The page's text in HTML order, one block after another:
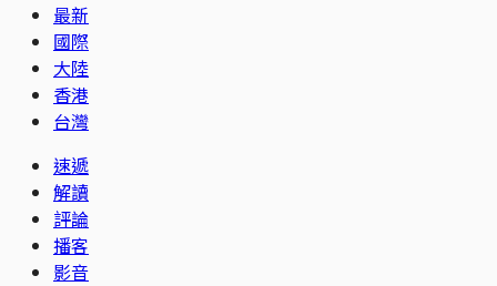
最新
國際
大陸
香港
台灣
速遞
解讀
評論
播客
影音